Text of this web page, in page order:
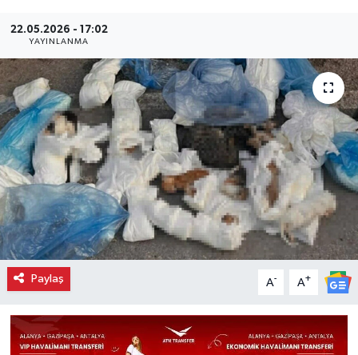
22.05.2026 - 17:02
YAYINLANMA
Paylaş A- A+